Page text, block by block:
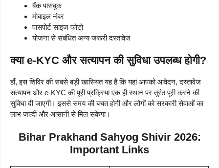
बैंक पासबुक
मोबाइल नंबर
पासपोर्ट साइज फोटो
योजना से संबंधित अन्य जरूरी दस्तावेज
क्या e-KYC और सत्यापन की सुविधा उपलब्ध होगी?
हाँ, इस शिविर की सबसे बड़ी खासियत यह है कि यहां आपको आवेदन, दस्तावेज
सत्यापन और e-KYC की पूरी प्रक्रिया एक ही स्थान पर तुरंत पूरी करने की
सुविधा दी जाएगी। इससे समय की बचत होगी और लोगों को सरकारी सेवाओं का
लाभ जल्दी और आसानी से मिल सकेगा।
Bihar Prakhand Sahyog Shivir2026:
Important Links